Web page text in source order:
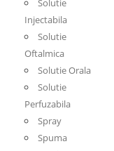
Solutie
Injectabila
Solutie
Oftalmica
Solutie Orala
Solutie
Perfuzabila
Spray
Spuma